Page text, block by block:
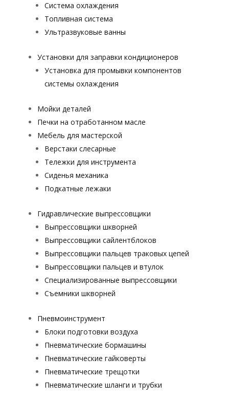
Система охлаждения
Топливная система
Ультразвуковые ванны
Установки для заправки кондиционеров
Установка для промывки компонентов
системы охлаждения
Мойки деталей
Печки на отработанном масле
Мебель для мастерской
Верстаки слесарные
Тележки для инструмента
Сиденья механика
Подкатные лежаки
Гидравлические выпрессовщики
Выпрессовщики шкворней
Выпрессовщики сайлентблоков
Выпрессовщики пальцев траковых цепей
Выпрессовщики пальцев и втулок
Специализированные выпрессовщики
Cъемники шкворней
Пневмоинструмент
Блоки подготовки воздуха
Пневматические бормашины
Пневматические гайковерты
Пневматические трещотки
Пневматические шланги и трубки